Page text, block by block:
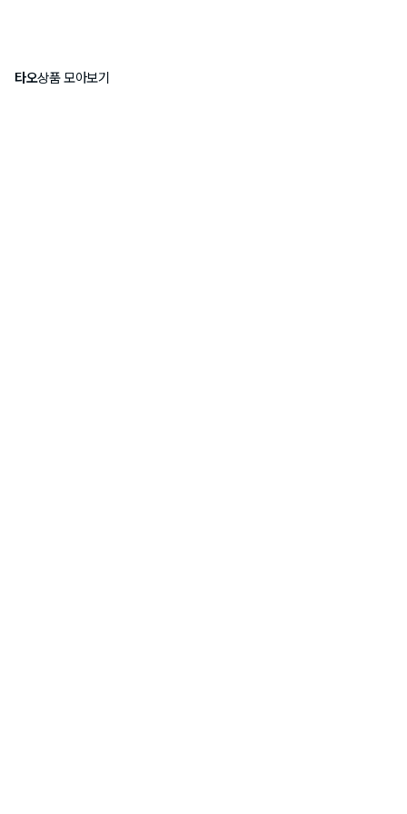
타오상품 모아보기